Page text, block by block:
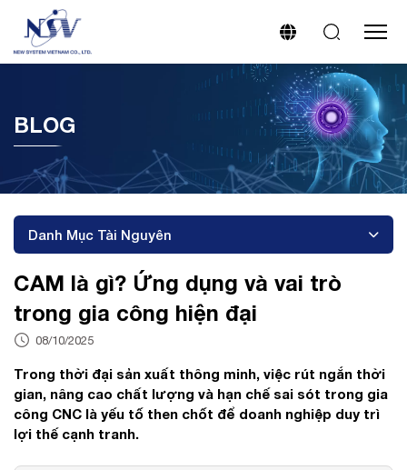
BLOG
Danh Mục Tài Nguyên
CAM là gì? Ứng dụng và vai trò
trong gia công hiện đại
08/10/2025
Trong thời đại sản xuất thông minh, việc rút ngắn thời
gian, nâng cao chất lượng và hạn chế sai sót trong gia
công CNC là yếu tố then chốt để doanh nghiệp duy trì
lợi thế cạnh tranh.